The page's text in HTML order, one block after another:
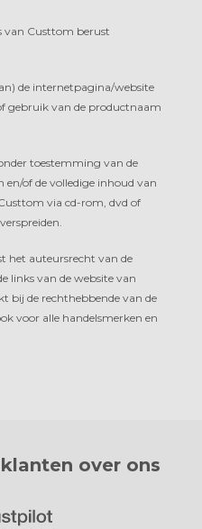
van Custtom berust
de internetpagina/website
gebruik van de productnaam
toestemming van de
en/of de volledige inhoud van
via cd-rom, dvd of
het auteursrecht van de
links van de website van
bij de rechthebbende van de
voor alle handelsmerken en
klanten over ons